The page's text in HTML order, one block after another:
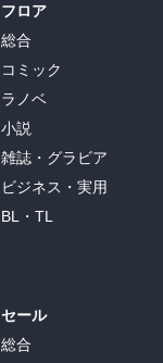
フロア
総合
コミック
ラノベ
小説
雑誌・グラビア
ビジネス・実用
BL・TL
セール
総合